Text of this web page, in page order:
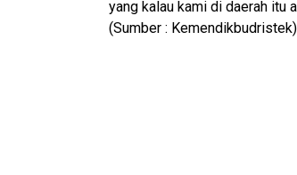
yang kalau kami di daerah itu
(Sumber : Kemendikbudristek)